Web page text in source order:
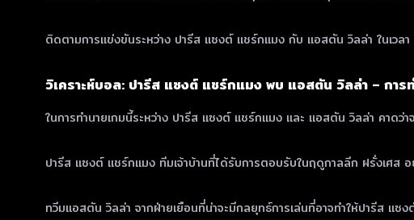
ติดตามการแข่งขันระหว่าง ปารีส แซงต์ แชร์กแมง กับ แอสตัน วิลล่า ในเว
วิเคราะห์บอล: ปารีส แซงต์ แชร์กแมง พบ แอสตัน วิลล่า – การ
ในการทำนายเกมนี้ระหว่าง ปารีส แซงต์ แชร์กแมง และ แอสตัน วิลล่า คาด
ปารีส แซงต์ แชร์กแมง ทีมเจ้าบ้านที่ได้รับการตอบรับในฤดูกาลลีก ฝรั่งเศส
ทวีมแอสตัน วิลล่า จากฝ่ายเยือนที่น่าจะมีกลยุทธ์การเล่นที่อาจทำให้ปารีส แ